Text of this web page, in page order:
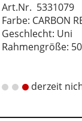
Art.Nr. 5331079
Farbe: CARBON
Geschlecht: Uni
Rahmengröße: 50
derzeit